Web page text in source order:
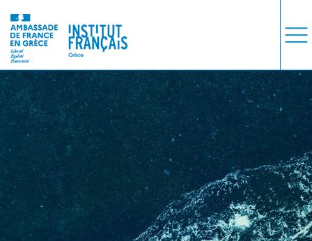
ΜΑΘΗΜΑΤΑ
ΕΞΕΤΑΣΕΙΣ
ΣΠΟΥΔΕΣ
ΣΥΝΕΡΓΕΙΕΣ
ΒΙΒΛΙΟΘΗΚΗ